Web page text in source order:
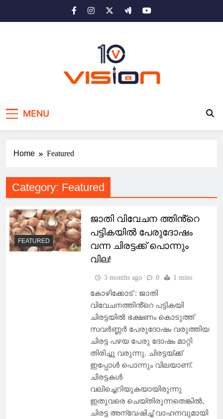
MENU
Home Featured
Category: Featured
FEATURED
ജാതി വിവേചന ത്തിൻ്റെ
പട്ടികയിൽ പേരുദോഷം
വന്ന ചിരട്ടക്ക് പൊന്നും
വില!
3 months ago 0 1 mins
കോഴിക്കോട് : ജാതി
വിവേചനത്തിൻ്റെ പട്ടികയി
ചിരട്ടയിൽ ഭക്ഷണം കൊടുത്ത്
സവർണ്ണർ പേരുദോഷം വരുത്തിയ
ചിരട്ട പഴയ പേരു ദോഷം മാറ്റി
തിരിച്ചു വരുന്നു. ചിരട്ടയ്ക്ക്
ഇപ്പോള്‍ പൊന്നും വിലയാണ്.
ചിരട്ടകള്‍
വലിച്ചെറിയുകയായിരുന്നു
ഇതുവരെ ചെയ്തിരുന്നതെങ്കില്‍,
ചിരട്ട അന്വേഷിച്ച്‌ വാഹനവുമായി